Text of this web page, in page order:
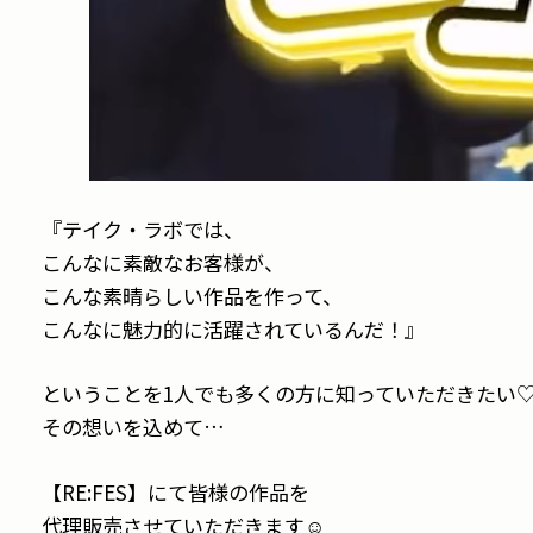
『テイク・ラボでは、
こんなに素敵なお客様が、
こんな素晴らしい作品を作って、
こんなに魅力的に活躍されているんだ！』
ということを1人でも多くの方に知っていただきたい
その想いを込めて…
【RE:FES】にて皆様の作品を
代理販売させていただきます☺︎